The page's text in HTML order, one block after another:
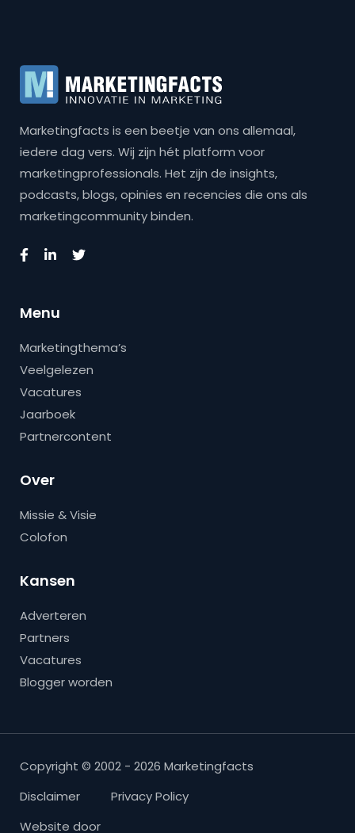
Marketingfacts is een beetje van ons allemaal,
iedere dag vers. Wij zijn hét platform voor
marketingprofessionals. Het zijn de insights,
podcasts, blogs, opinies en recencies die ons als
marketingcommunity binden.
Menu
Marketingthema’s
Veelgelezen
Vacatures
Jaarboek
Partnercontent
Over
Missie & Visie
Colofon
Kansen
Adverteren
Partners
Vacatures
Blogger worden
Copyright © 2002 - 2026 Marketingfacts
Disclaimer
Privacy Policy
Website door